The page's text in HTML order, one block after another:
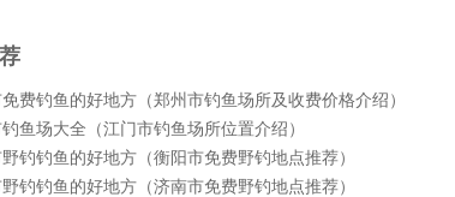
费钓鱼的好地方（郑州市钓鱼场所及收费价格介绍）
鱼场大全（江门市钓鱼场所位置介绍）
钓钓鱼的好地方（衡阳市免费野钓地点推荐）
钓钓鱼的好地方（济南市免费野钓地点推荐）